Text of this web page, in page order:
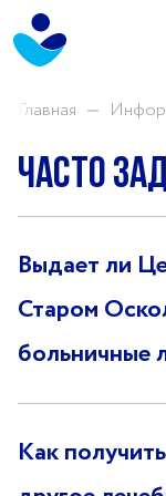
Анализы
Акции
Пациентам
О центре
Направления
Новости
Отзывы
Часто задаваемые
Спроси врача
Прейскурант цен
Главная
Часто
Выдает ли
Старом
больничные
Как